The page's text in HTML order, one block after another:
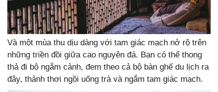
Và một mùa thu dịu dàng với tam giác mạch nở rộ trên
những triền đồi giữa cao nguyên đá. Bạn có thể thong
thả đi bộ ngắm cảnh, đem theo cả bộ bàn ghế du lịch ra
đây, thảnh thơi ngồi uống trà và ngắm tam giác mạch.